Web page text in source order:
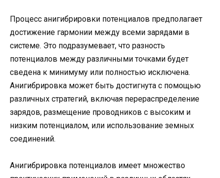
Процесс анигибрировки потенциалов предполагает
достижение гармонии между всеми зарядами в
системе. Это подразумевает, что разность
потенциалов между различными точками будет
сведена к минимуму или полностью исключена.
Анигибрировка может быть достигнута с помощью
различных стратегий, включая перераспределение
зарядов, размещение проводников с высоким и
низким потенциалом, или использование земных
соединений.
Анигибрировка потенциалов имеет множество